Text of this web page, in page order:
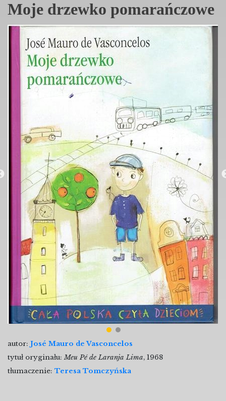
Moje drzewko pomarańczowe
autor: José Mauro de Vasconcelos
tytuł oryginału:Meu Pé de Laranja Lima, 1968
tłumaczenie: Teresa Tomczyńska